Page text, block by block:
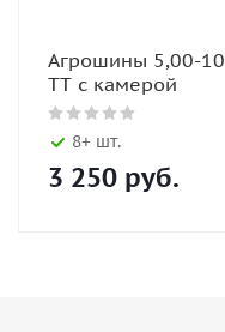
Агрошины 5,00-
TT с камерой
8+ шт.
3 250 руб.